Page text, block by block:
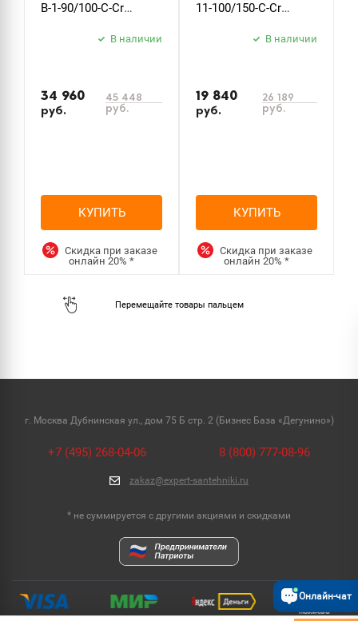
B-1-90/100-C-Cr
В наличии
34 960
руб.
45 448
руб.
КУПИТЬ
Скидка при заказе
онлайн20%*
11-100/150-C-Cr
В наличии
19 840
руб.
26 189
руб.
КУПИТЬ
Скидка при заказе
онлайн20%*
г. Москва Дубнинская ул., дом 75 Б стр. 2 (Бизнес База «Дегунино»)
+7 (495) 268-04-06 8 (800) 777-08-96
zakaz@expert-santehniki.ru
* не суммируется с другими акциями и скидками
Онлайн-чат